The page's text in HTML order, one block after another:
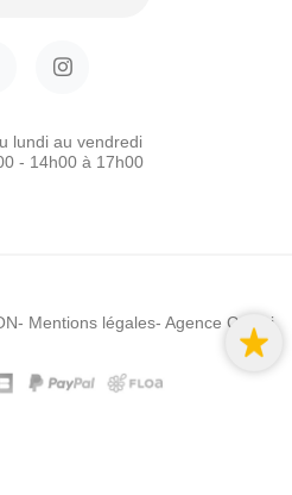
lundi au vendredi
- 14h00 à 17h00
- Mentions légales- Agence Colibri